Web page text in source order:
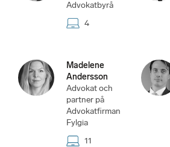
Advokatbyrå
4
Madelene
Andersson
Advokat och
partner på
Advokatfirman
Fylgia
11